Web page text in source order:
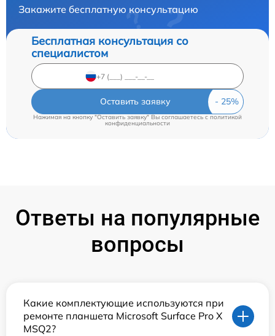
Закажите бесплатную консультацию
Бесплатная консультация со
специалистом
Оставить заявку
Нажимая на кнопку "Оставить заявку" Вы соглашаетесь c политикой
конфиденциальности
Ответы на популярные
вопросы
Какие комплектующие используются при
ремонте планшета Microsoft Surface Pro X
MSQ2?